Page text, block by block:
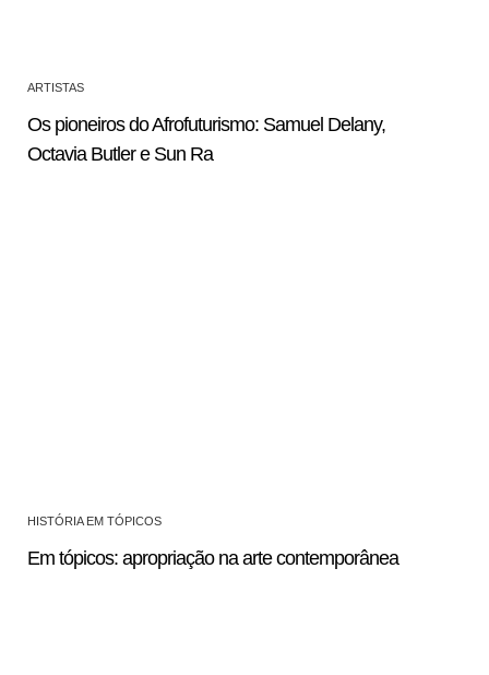
ARTISTAS
Os pioneiros do Afrofuturismo: Samuel Delany,
Octavia Butler e Sun Ra
HISTÓRIA EM TÓPICOS
Em tópicos: apropriação na arte contemporânea